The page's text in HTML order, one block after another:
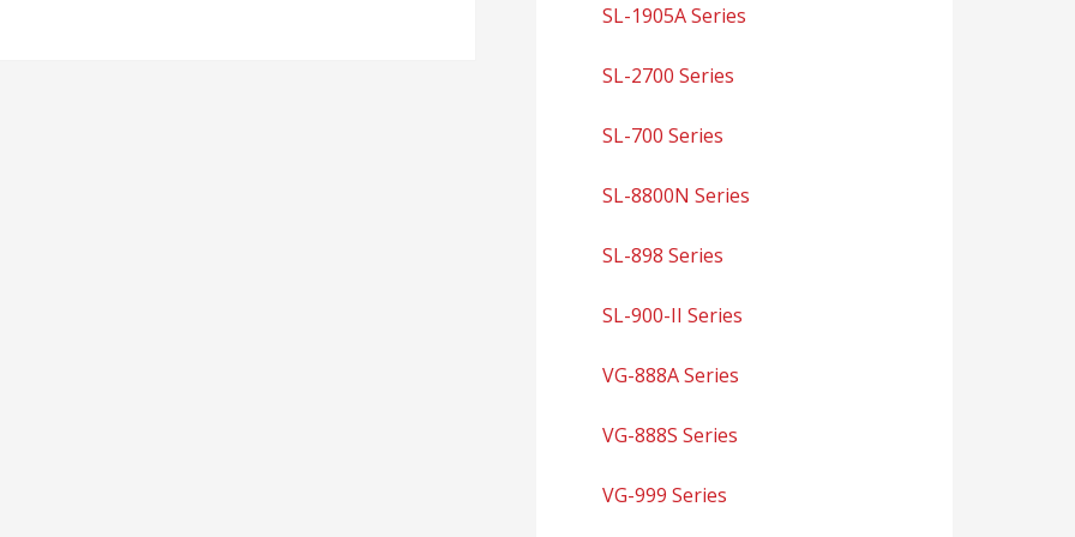
SL-1905A Series
SL-2700 Series
SL-700 Series
SL-8800N Series
SL-898 Series
SL-900-II Series
VG-888A Series
VG-888S Series
VG-999 Series